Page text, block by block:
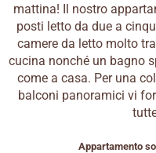
mattina! Il nostro
posti letto da due a
camere da letto molto
cucina nonché un bagno
come a casa. Per una
balconi panoramici vi
Appartamento